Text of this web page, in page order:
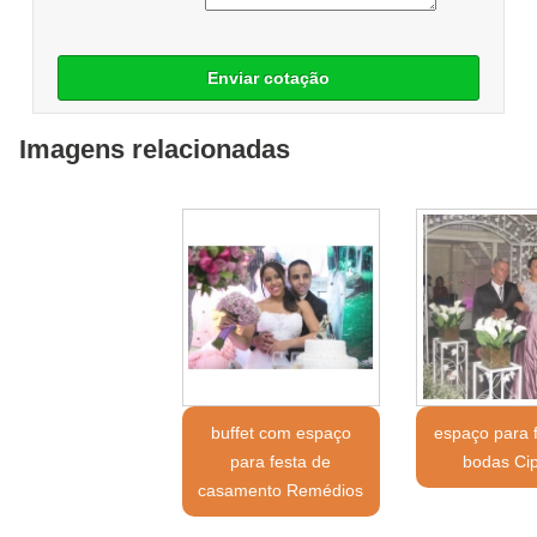
Enviar cotação
Imagens relacionadas
buffet com espaço
para festa de
casamento Remédios
espaço para
bodas